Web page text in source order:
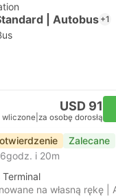
| Autobus+1
USD 91
wliczone za osobę dorosłą
Zalecane
i 20m
na własną rękę |